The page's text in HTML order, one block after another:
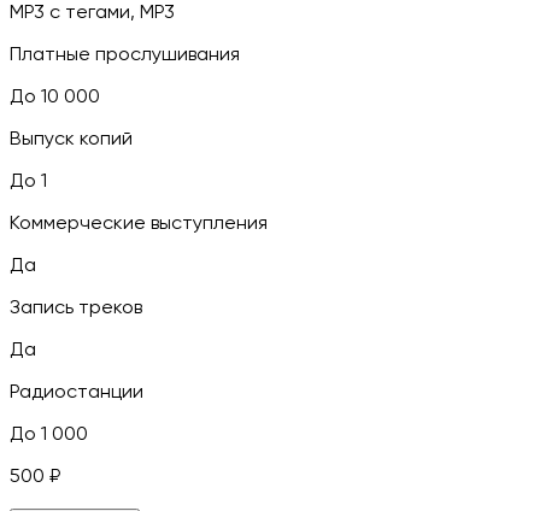
MP3 c тегами, MP3
Платные прослушивания
До 10 000
Выпуск копий
До 1
Коммерческие выступления
Да
Запись треков
Да
Радиостанции
До 1 000
500 ₽